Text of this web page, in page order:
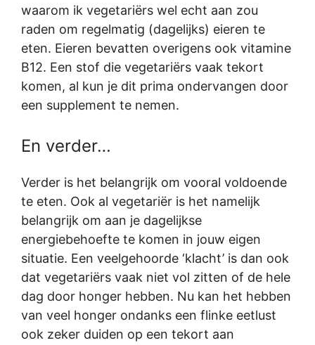
waarom ik vegetariërs wel echt aan zou
raden om regelmatig (dagelijks) eieren te
eten. Eieren bevatten overigens ook vitamine
B12. Een stof die vegetariërs vaak tekort
komen, al kun je dit prima ondervangen door
een supplement te nemen.
En verder…
Verder is het belangrijk om vooral voldoende
te eten. Ook al vegetariër is het namelijk
belangrijk om aan je dagelijkse
energiebehoefte te komen in jouw eigen
situatie. Een veelgehoorde ‘klacht’ is dan ook
dat vegetariërs vaak niet vol zitten of de hele
dag door honger hebben. Nu kan het hebben
van veel honger ondanks een flinke eetlust
ook zeker duiden op een tekort aan